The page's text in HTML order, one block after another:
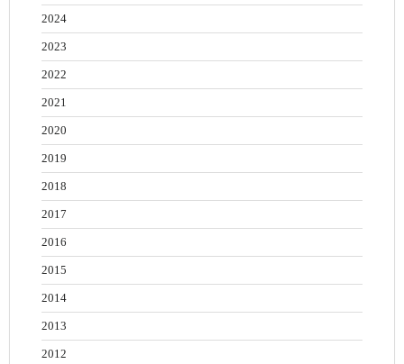
2024
2023
2022
2021
2020
2019
2018
2017
2016
2015
2014
2013
2012